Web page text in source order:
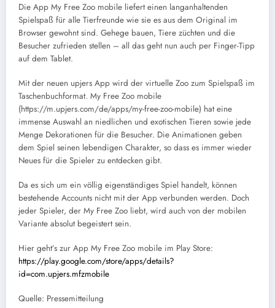
Die App My Free Zoo mobile liefert einen langanhaltenden
Spielspaß für alle Tierfreunde wie sie es aus dem Original im
Browser gewohnt sind. Gehege bauen, Tiere züchten und die
Besucher zufrieden stellen – all das geht nun auch per Finger-Tipp
auf dem Tablet.
Mit der neuen upjers App wird der virtuelle Zoo zum Spielspaß im
Taschenbuchformat. My Free Zoo mobile
(https://m.upjers.com/de/apps/my-free-zoo-mobile) hat eine
immense Auswahl an niedlichen und exotischen Tieren sowie jede
Menge Dekorationen für die Besucher. Die Animationen geben
dem Spiel seinen lebendigen Charakter, so dass es immer wieder
Neues für die Spieler zu entdecken gibt.
Da es sich um ein völlig eigenständiges Spiel handelt, können
bestehende Accounts nicht mit der App verbunden werden. Doch
jeder Spieler, der My Free Zoo liebt, wird auch von der mobilen
Variante absolut begeistert sein.
Hier geht’s zur App My Free Zoo mobile im Play Store:
https://play.google.com/store/apps/details?
id=com.upjers.mfzmobile
Quelle: Pressemitteilung